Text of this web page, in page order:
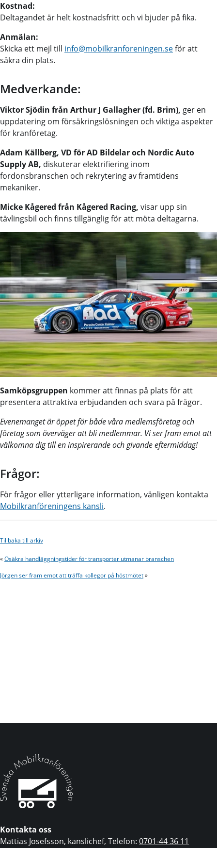
Kostnad:
Deltagandet är helt kostnadsfritt och vi bjuder på fika.
Anmälan:
Skicka ett mejl till info@mobilkranforeningen.seför att
säkra din plats.
Medverkande:
Viktor Sjödin från Arthur J Gallagher (fd. Brim), ger en
uppdatering om försäkringslösningen och viktiga aspekter
för kranföretag.
Adam Källberg, VD för AD Bildelar och Nordic Auto
Supply AB, diskuterar elektrifiering inom
fordonsbranschen och rekrytering av framtidens
mekaniker.
Micke Kågered från Kågered Racing, visar upp sin
tävlingsbil och finns tillgänglig för att möta deltagarna.
Samköpsgruppen kommer att finnas på plats för att
presentera attraktiva erbjudanden och svara på frågor.
Evenemanget är öppet för både våra medlemsföretag och
företag som överväger att bli medlemmar. Vi ser fram emot att
välkomna dig till en inspirerande och givande eftermiddag!
Frågor:
För frågor eller ytterligare information, vänligen kontakta
Mobilkranföreningens kansli.
Tillbaka till arkiv
«Osäkra handläggningstider för transporter utmanar branschen
Jörgen ser fram emot att träffa kollegor på höstmötet»
Kontakta oss
Mattias Josefsson, kanslichef, Telefon: 0701-44 36 11